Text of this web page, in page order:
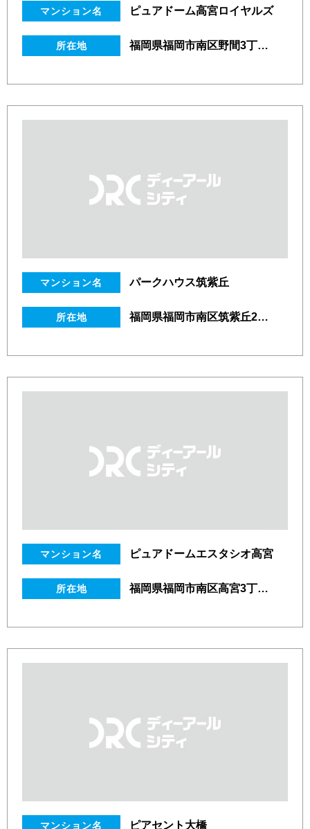
マンション名 ピュアドーム高宮ロイヤルズ
所在地 福岡県福岡市南区野間3丁目14番29号
マンション名 パークハウス筑紫丘
所在地 福岡県福岡市南区筑紫丘2丁目6番14号
マンション名 ピュアドームエスタシオ高宮
所在地 福岡県福岡市南区高宮3丁目2番23号
マンション名 ピアセント大橋